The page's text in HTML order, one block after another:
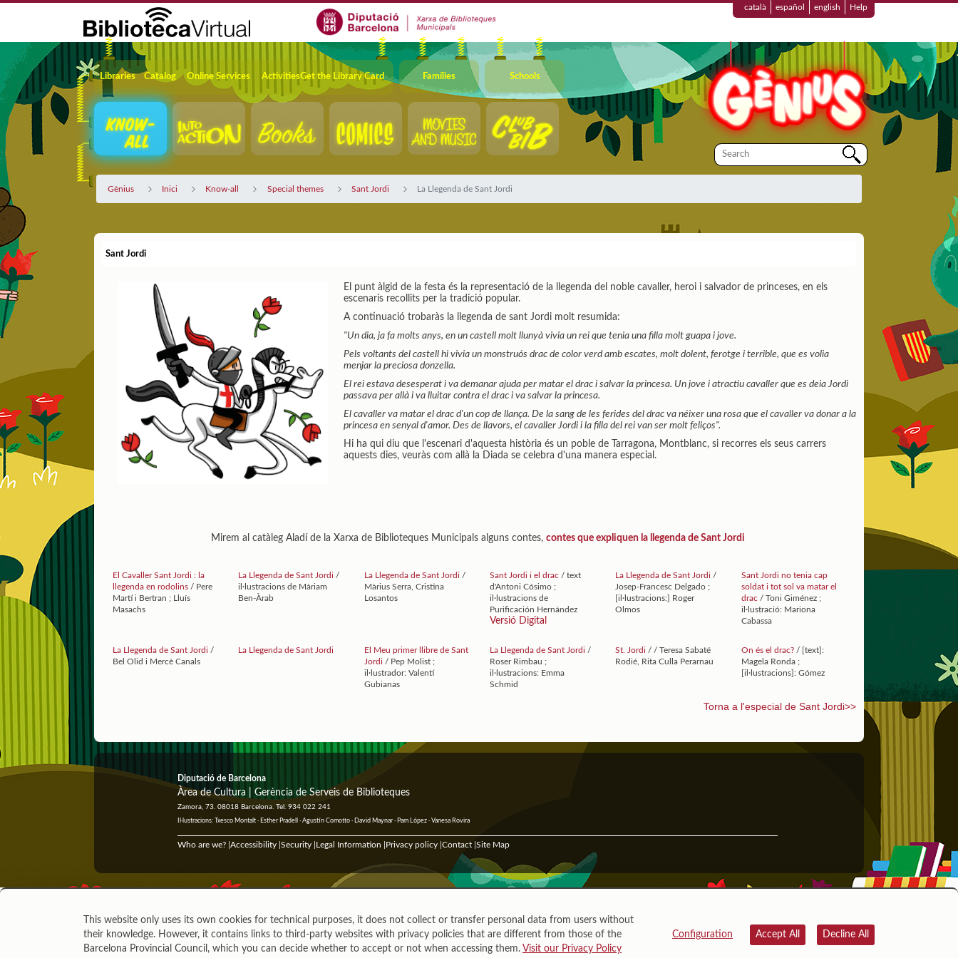
català español english Help
Navigation
Libraries Catalog Online Services ActivitiesGet the Library Card Famílies Schools
Gènius Inici Know-all Special themes Sant Jordi La Llegenda de Sant Jordi
Sant Jordi
El punt àlgid de la festa és la representació de la llegenda del noble cavaller, heroi i salvador de princeses, en els
escenaris recollits per la tradició popular.
A continuació trobaràs la llegenda de sant Jordi molt resumida:
"Un dia, ja fa molts anys, en un castell molt llunyà vivia un rei que tenia una filla molt guapa i jove.
Pels voltants del castell hi vivia un monstruós drac de color verd amb escates, molt dolent, ferotge i terrible, que es volia
menjar la preciosa donzella.
El rei estava desesperat i va demanar ajuda per matar el drac i salvar la princesa. Un jove i atractiu cavaller que es deia Jordi
passava per allà i va lluitar contra el drac i va salvar la princesa.
El cavaller va matar el drac d'un cop de llança. De la sang de les ferides del drac va néixer una rosa que el cavaller va donar a la
princesa en senyal d'amor. Des de llavors, el cavaller Jordi i la filla del rei van ser molt feliços".
Hi ha qui diu que l'escenari d'aquesta història és un poble de Tarragona, Montblanc, si recorres els seus carrers
aquests dies, veuràs com allà la Diada se celebra d'una manera especial.
Mirem al catàleg Aladí de la Xarxa de Biblioteques Municipals alguns contes, contes que expliquen la llegenda de Sant Jordi
El Cavaller Sant Jordi : la
llegenda en rodolins / Pere
Martí i Bertran ; Lluís
Masachs
La Llegenda de Sant Jordi /
il·lustracions de Màriam
Ben-Àrab
La Llegenda de Sant Jordi /
Màrius Serra, Cristina
Losantos
Sant Jordi i el drac / text
d'Antoni Cósimo ;
il·lustracions de
Purificación Hernández
Versió Digital
La Llegenda de Sant Jordi /
Josep-Francesc Delgado ;
[il·lustracions:] Roger
Olmos
Sant Jordi no tenia cap
soldat i tot sol va matar el
drac / Toni Giménez ;
il·lustració: Mariona
Cabassa
La Llegenda de Sant Jordi /
Bel Olid i Mercè Canals
La Llegenda de Sant Jordi
El Meu primer llibre de Sant
Jordi / Pep Molist ;
il·lustrador: Valentí
Gubianas
La Llegenda de Sant Jordi /
Roser Rimbau ;
il·lustracions: Emma
Schmid
St. Jordi / / Teresa Sabaté
Rodié, Rita Culla Perarnau
On és el drac? / [text]:
Magela Ronda ;
[il·lustracions]: Gómez
Torna a l'especial de Sant Jordi>>
Diputació de Barcelona
Àrea de Cultura | Gerència de Serveis de Biblioteques
Zamora, 73. 08018 Barcelona. Tel. 934 022 241
Il·lustracions: Txesco Montalt · Esther Pradell · Agustín Comotto · David Maynar · Pam López · Vanesa Rovira
Who are we?| Accessibility| Security| Legal Information Privacy policy| Contact| Site Map
This website only uses its own cookies for technical purposes, it does not collect or transfer personal data from users without
their knowledge. However, it contains links to third-party websites with privacy policies that are different from those of the
Barcelona Provincial Council, which you can decide whether to accept or not when accessing them. Visit our Privacy Policy
Configuration Accept All Decline All